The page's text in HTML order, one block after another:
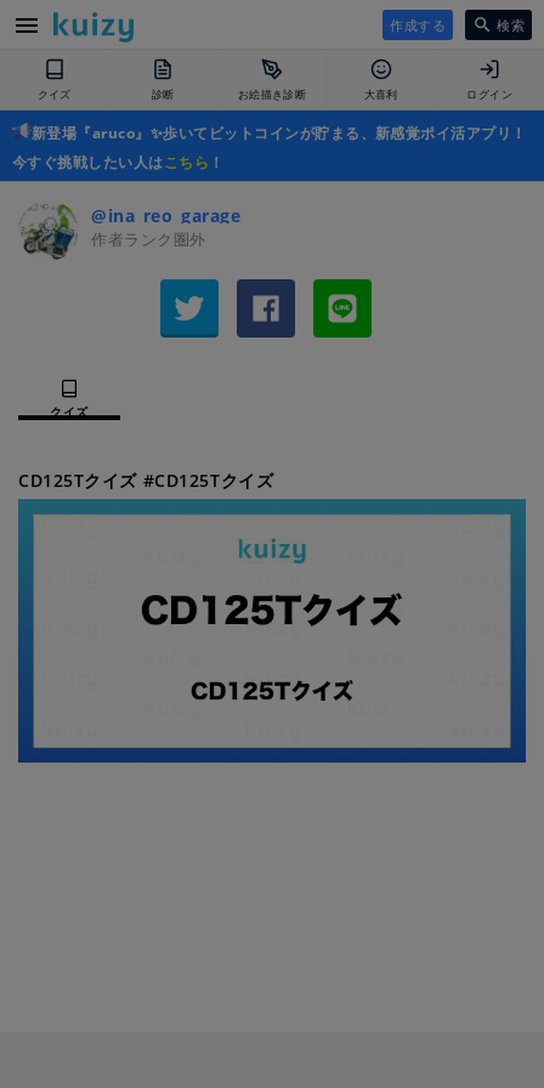
作成する 検索
クイズ 診断 お絵描き診断 大喜利 ログイン
新登場『aruco』✨歩いてビットコインが貯まる、新感覚ポイ活アプリ！
今すぐ挑戦したい人はこちら ！
@ina_reo_garage
作者ランク圏外
クイズ
CD125Tクイズ #CD125Tクイズ